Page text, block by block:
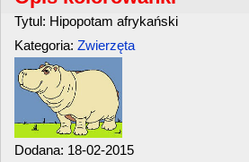
Tytul: Hipopotam afrykański
Kategoria: Zwierzęta
Dodana: 18-02-2015